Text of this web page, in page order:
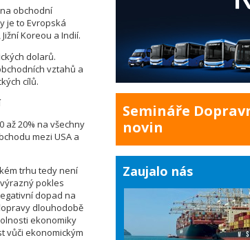
obchodní
je to Evropská
Koreou a Indií.
dolarů.
vztahů a
cílů.
až 20% na všechny
mezi USA a
trhu tedy není
pokles
dopad na
dlouhodobě
ekonomiky
vůči ekonomickým
Semináře
novin
Zaujalo nás